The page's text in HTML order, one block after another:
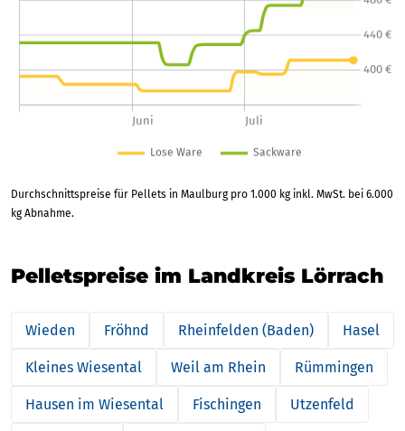
Durchschnittspreise für Pellets in Maulburg pro 1.000 kg inkl. MwSt. bei 6.000
kg Abnahme.
Pelletspreise im Landkreis Lörrach
Wieden Fröhnd Rheinfelden (Baden) Hasel
Kleines Wiesental Weil am Rhein Rümmingen
Hausen im Wiesental Fischingen Utzenfeld